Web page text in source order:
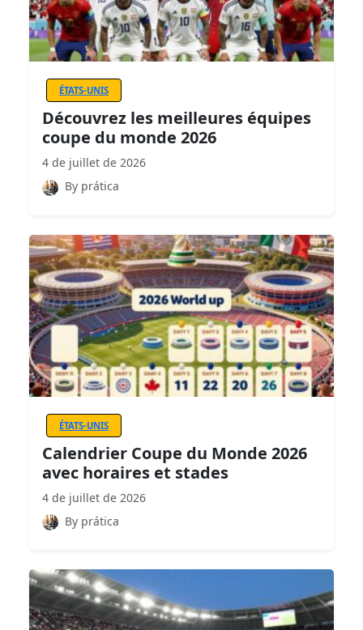
ÉTATS-UNIS
Découvrez les meilleures équipes
coupe du monde 2026
4 de juillet de 2026
By prática
ÉTATS-UNIS
Calendrier Coupe du Monde 2026
avec horaires et stades
4 de juillet de 2026
By prática